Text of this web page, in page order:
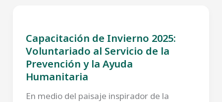
Capacitación de Invierno 2025:
Voluntariado al Servicio de la
Prevención y la Ayuda
Humanitaria
En medio del paisaje inspirador de la